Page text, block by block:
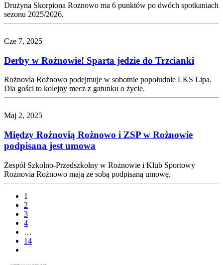
Drużyna Skorpiona Rożnowo ma 6 punktów po dwóch spotkaniach
sezonu 2025/2026.
Cze 7, 2025
Derby w Rożnowie! Sparta jedzie do Trzcianki
Rożnovia Rożnowo podejmuje w sobotnie popołudnie LKS Lipa.
Dla gości to kolejny mecz z gatunku o życie.
Maj 2, 2025
Między Rożnovią Rożnowo i ZSP w Rożnowie
podpisana jest umowa
Zespół Szkolno-Przedszkolny w Rożnowie i Klub Sportowy
Rożnovia Rożnowo mają ze sobą podpisaną umowę.
1
2
3
4
…
14